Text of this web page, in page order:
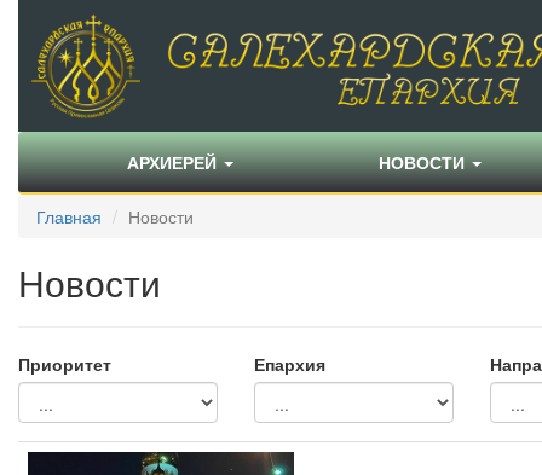
АРХИЕРЕЙ НОВОСТИ
Главная Новости
Новости
Приоритет Епархия